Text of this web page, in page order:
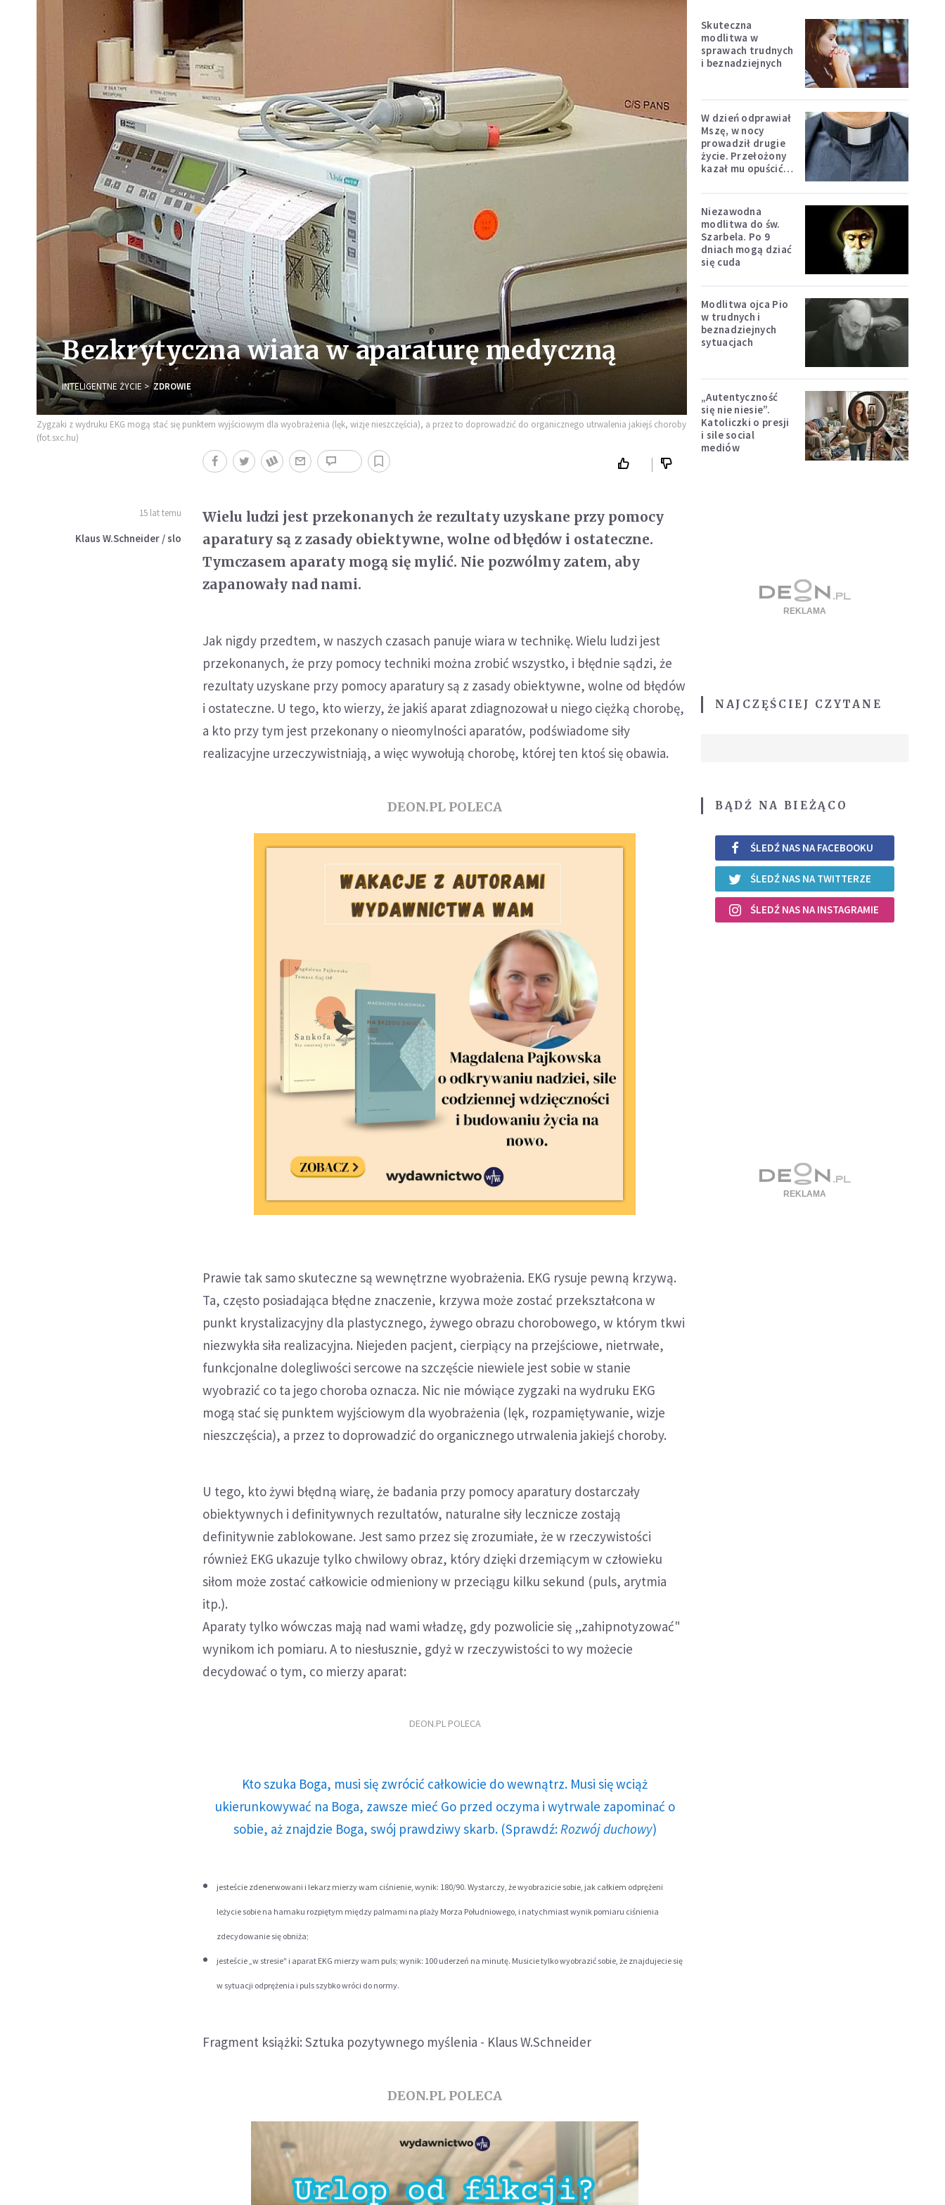
Bezkrytyczna wiara w aparaturę medyczną
INTELIGENTNE ŻYCIE ZDROWIE
Zygzaki z wydruku EKG mogą stać się punktem wyjściowym dla wyobrażenia (lęk, wizje nieszczęścia), a przez to doprowadzić do organicznego utrwalenia jakiejś choroby
(fot.sxc.hu)
15 lat temu
Klaus W.Schneider / slo
Wielu ludzi jest przekonanych że rezultaty uzyskane przy pomocy
aparatury są z zasady obiektywne, wolne od błędów i ostateczne.
Tymczasem aparaty mogą się mylić. Nie pozwólmy zatem, aby
zapanowały nad nami.
Jak nigdy przedtem, w naszych czasach panuje wiara w technikę. Wielu ludzi jest
przekonanych, że przy pomocy techniki można zrobić wszystko, i błędnie sądzi, że
rezultaty uzyskane przy pomocy aparatury są z zasady obiektywne, wolne od błędów
i ostateczne. U tego, kto wierzy, że jakiś aparat zdiagnozował u niego ciężką chorobę,
a kto przy tym jest przekonany o nieomylności aparatów, podświadome siły
realizacyjne urzeczywistniają, a więc wywołują chorobę, której ten ktoś się obawia.
DEON.PL POLECA
Prawie tak samo skuteczne są wewnętrzne wyobrażenia. EKG rysuje pewną krzywą.
Ta, często posiadająca błędne znaczenie, krzywa może zostać przekształcona w
punkt krystalizacyjny dla plastycznego, żywego obrazu chorobowego, w którym tkwi
niezwykła siła realizacyjna. Niejeden pacjent, cierpiący na przejściowe, nietrwałe,
funkcjonalne dolegliwości sercowe na szczęście niewiele jest sobie w stanie
wyobrazić co ta jego choroba oznacza. Nic nie mówiące zygzaki na wydruku EKG
mogą stać się punktem wyjściowym dla wyobrażenia (lęk, rozpamiętywanie, wizje
nieszczęścia), a przez to doprowadzić do organicznego utrwalenia jakiejś choroby.
U tego, kto żywi błędną wiarę, że badania przy pomocy aparatury dostarczały
obiektywnych i definitywnych rezultatów, naturalne siły lecznicze zostają
definitywnie zablokowane. Jest samo przez się zrozumiałe, że w rzeczywistości
również EKG ukazuje tylko chwilowy obraz, który dzięki drzemiącym w człowieku
siłom może zostać całkowicie odmieniony w przeciągu kilku sekund (puls, arytmia
itp.).
Aparaty tylko wówczas mają nad wami władzę, gdy pozwolicie się „zahipnotyzować"
wynikom ich pomiaru. A to niesłusznie, gdyż w rzeczywistości to wy możecie
decydować o tym, co mierzy aparat:
DEON.PL POLECA
Kto szuka Boga, musi się zwrócić całkowicie do wewnątrz. Musi się wciąż
ukierunkowywać na Boga, zawsze mieć Go przed oczyma i wytrwale zapominać o
sobie, aż znajdzie Boga, swój prawdziwy skarb. (Sprawdź: Rozwój duchowy)
jesteście zdenerwowani i lekarz mierzy wam ciśnienie, wynik: 180/90. Wystarczy, że wyobrazicie sobie, jak całkiem odprężeni
leżycie sobie na hamaku rozpiętym między palmami na plaży Morza Południowego, i natychmiast wynik pomiaru ciśnienia
zdecydowanie się obniża;
jesteście „w stresie" i aparat EKG mierzy wam puls; wynik: 100 uderzeń na minutę. Musicie tylko wyobrazić sobie, że znajdujecie się
w sytuacji odprężenia i puls szybko wróci do normy.
Fragment książki: Sztuka pozytywnego myślenia - Klaus W.Schneider
DEON.PL POLECA
Skuteczna
modlitwa w
sprawach trudnych
i beznadziejnych
W dzień odprawiał
Mszę, w nocy
prowadził drugie
życie. Przełożony
kazał mu opuścić
Niezawodna
modlitwa do św.
Szarbela. Po 9
dniach mogą dziać
się cuda
Modlitwa ojca Pio
w trudnych i
beznadziejnych
sytuacjach
„Autentyczność
się nie niesie”.
Katoliczki o presji
i sile social
mediów
NAJCZĘŚCIEJ CZYTANE
BĄDŹ NA BIEŻĄCO
ŚLEDŹ NAS NA FACEBOOKU
ŚLEDŹ NAS NA TWITTERZE
ŚLEDŹ NAS NA INSTAGRAMIE